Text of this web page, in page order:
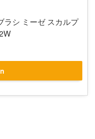
ラシ ミーゼ スカルプ